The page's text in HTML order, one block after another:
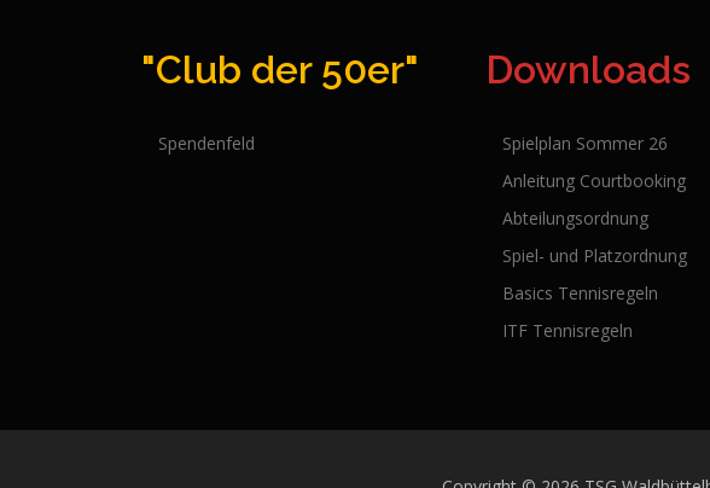
"Club der 50er"
Spendenfeld
Downloads
Spielplan Sommer 26
Anleitung Courtbooking
Abteilungsordnung
Spiel- und Platzordnung
Basics Tennisregeln
ITF Tennisregeln